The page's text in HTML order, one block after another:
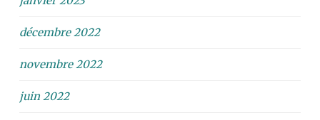
décembre 2022
novembre 2022
juin 2022